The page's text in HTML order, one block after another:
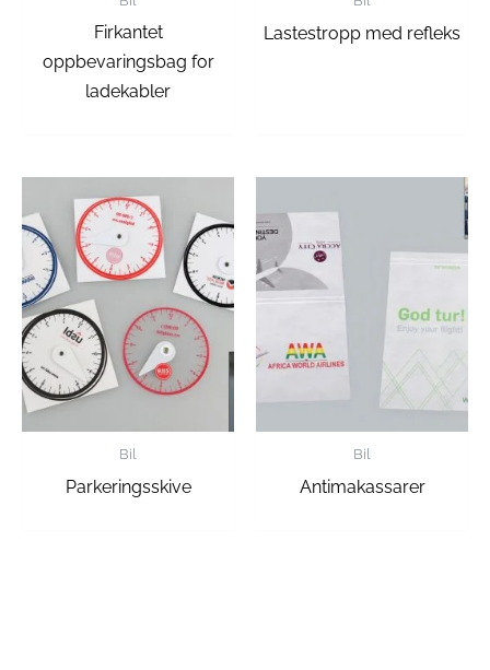
Firkantet
oppbevaringsbag for
ladekabler
Lastestropp med refleks
Bil
Parkeringsskive
Bil
Antimakassarer